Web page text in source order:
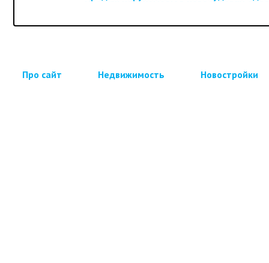
Про сайт Недвижимость Новостройки